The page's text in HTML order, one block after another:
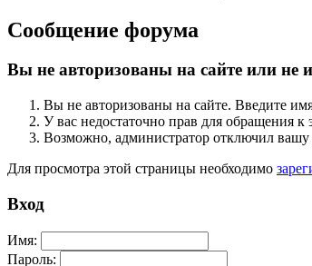
Сообщение форума
Вы не авторизованы на сайте или не
Вы не авторизованы на сайте. Введите
У вас недостаточно прав для обращения
Возможно, администратор отключил
Для просмотра этой страницы необходимо
Вход
Имя:
Пароль: